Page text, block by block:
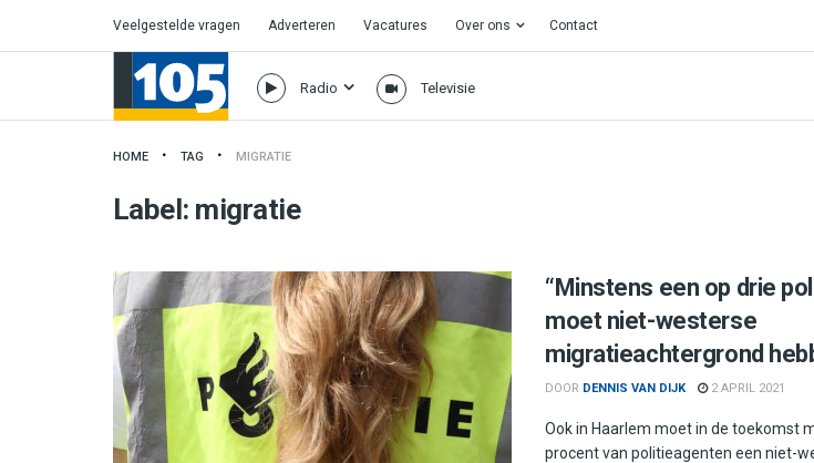
Veelgestelde vragen Adverteren Vacatures Over ons Contact
Radio Televisie
HOME TAG MIGRATIE
Label: migratie
“Minstens een op drie
moet niet-westerse
migratieachtergrond
DOOR DENNIS VAN DIJK 2 APRIL 2021
Ook in Haarlem moet in de toekomst
procent van politieagenten een niet-